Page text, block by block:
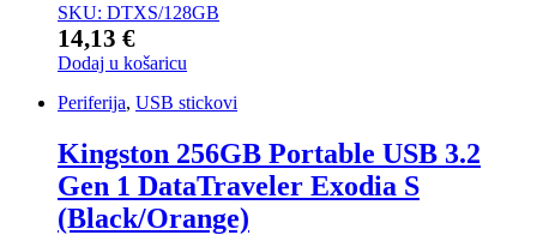
SKU: DTXS/128GB
14,13 €
Dodaj u košaricu
Periferija, USB stickovi
Kingston 256GB Portable USB 3.2
Gen 1 DataTraveler Exodia S
(Black/Orange)